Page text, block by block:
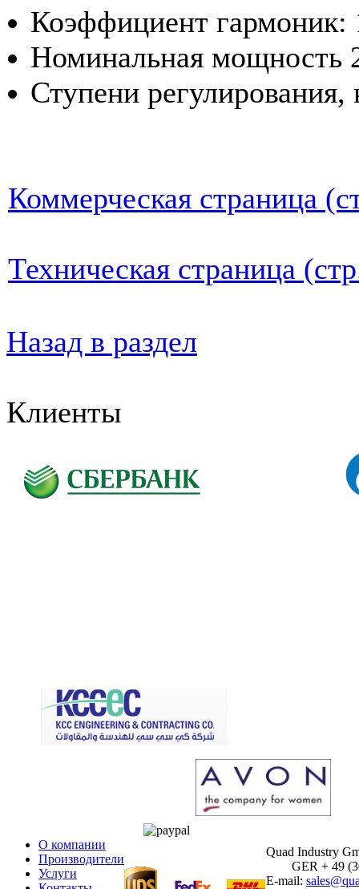
Коэффициент гармоник:
Номинальная мощность
Ступени
Коммерческая страница
Техническая страница
Назад в раздел
Клиенты
О компании
Производители
Услуги
Quad Industry
GER + 49
E-mail: